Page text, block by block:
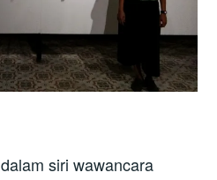
siri wawancara